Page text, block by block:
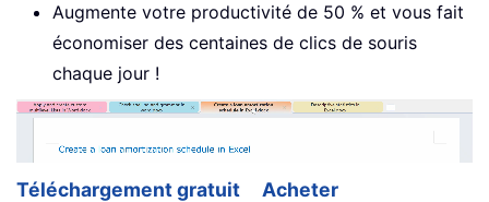
Augmente votre productivité de 50 % et vous fait
économiser des centaines de clics de souris
chaque jour !
Téléchargement gratuit
Acheter